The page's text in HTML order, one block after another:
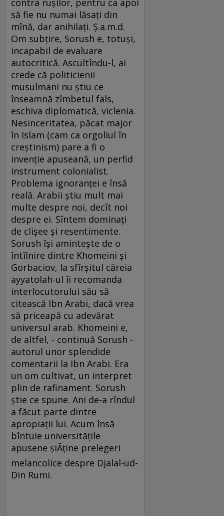
contra ruşilor, pentru ca apoi
să fie nu numai lăsaţi din
mînă, dar anihilaţi. Ş.a.m.d.
Om subţire, Sorush e, totuşi,
incapabil de evaluare
autocritică. Ascultîndu-l, ai
crede că politicienii
musulmani nu ştiu ce
înseamnă zîmbetul fals,
eschiva diplomatică, viclenia.
Nesinceritatea, păcat major
în Islam (cam ca orgoliul în
creştinism) pare a fi o
invenţie apuseană, un perfid
instrument colonialist.
Problema ignoranţei e însă
reală. Arabii ştiu mult mai
multe despre noi, decît noi
despre ei. Sîntem dominaţi
de clişee şi resentimente.
Sorush îşi aminteşte de o
întîlnire dintre Khomeini şi
Gorbaciov, la sfîrşitul căreia
ayyatolah-ul îi recomanda
interlocutorului său să
citească Ibn Arabi, dacă vrea
să priceapă cu adevărat
universul arab. Khomeini e,
de altfel, - continuă Sorush -
autorul unor splendide
comentarii la Ibn Arabi. Era
un om cultivat, un interpret
plin de rafinament. Sorush
ştie ce spune. Ani de-a rîndul
a făcut parte dintre
apropiaţii lui. Acum însă
bîntuie universităţile
apusene şiÃţine prelegeri
melancolice despre Djalal-ud-
Din Rumi.